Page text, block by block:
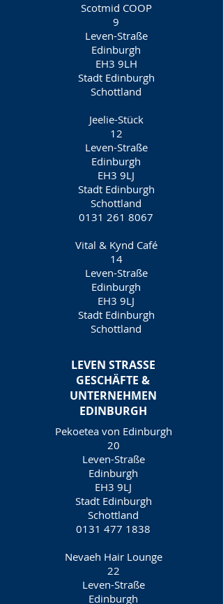
Scotmid COOP
9
Leven-Straße
Edinburgh
EH3 9LH
Stadt Edinburgh
Schottland
Jeelie-Stück
12
Leven-Straße
Edinburgh
EH3 9LJ
Stadt Edinburgh
Schottland
0131 261 8067
Vital & Kynd Café
14
Leven-Straße
Edinburgh
EH3 9LJ
Stadt Edinburgh
Schottland
LEVEN STRASSE
GESCHÄFTE &
UNTERNEHMEN
EDINBURGH
Pekoetea von Edinburgh
20
Leven-Straße
Edinburgh
EH3 9LJ
Stadt Edinburgh
Schottland
0131 477 1838
Nevaeh Hair Lounge
22
Leven-Straße
Edinburgh